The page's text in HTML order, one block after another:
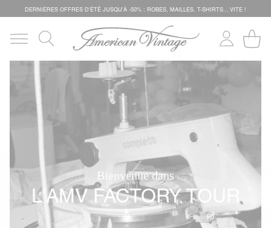
DERNIÈRES OFFRES D'ÉTÊ JUSQU'À -50% : ROBES, MAILLES, T-SHIRTS... VITE !
Bienvenue dans
L'AMV FACTORY TOUR